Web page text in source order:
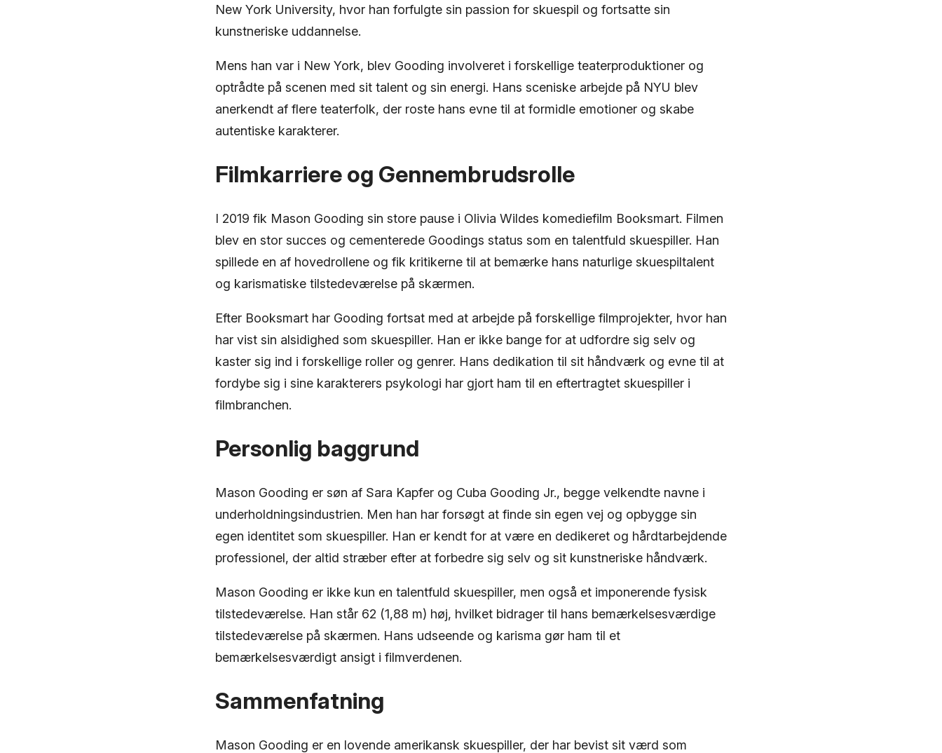
New York University, hvor han forfulgte sin passion for skuespil og fortsatte sin
kunstneriske uddannelse.
Mens han var i New York, blev Gooding involveret i forskellige teaterproduktioner og
optrådte på scenen med sit talent og sin energi. Hans sceniske arbejde på NYU blev
anerkendt af flere teaterfolk, der roste hans evne til at formidle emotioner og skabe
autentiske karakterer.
Filmkarriere og Gennembrudsrolle
I 2019 fik Mason Gooding sin store pause i Olivia Wildes komediefilm Booksmart. Filmen
blev en stor succes og cementerede Goodings status som en talentfuld skuespiller. Han
spillede en af ​​hovedrollene og fik kritikerne til at bemærke hans naturlige skuespiltalent
og karismatiske tilstedeværelse på skærmen.
Efter Booksmart har Gooding fortsat med at arbejde på forskellige filmprojekter, hvor han
har vist sin alsidighed som skuespiller. Han er ikke bange for at udfordre sig selv og
kaster sig ind i forskellige roller og genrer. Hans dedikation til sit håndværk og evne til at
fordybe sig i sine karakterers psykologi har gjort ham til en eftertragtet skuespiller i
filmbranchen.
Personlig baggrund
Mason Gooding er søn af Sara Kapfer og Cuba Gooding Jr., begge velkendte navne i
underholdningsindustrien. Men han har forsøgt at finde sin egen vej og opbygge sin
egen identitet som skuespiller. Han er kendt for at være en dedikeret og hårdtarbejdende
professionel, der altid stræber efter at forbedre sig selv og sit kunstneriske håndværk.
Mason Gooding er ikke kun en talentfuld skuespiller, men også et imponerende fysisk
tilstedeværelse. Han står 62 (1,88 m) høj, hvilket bidrager til hans bemærkelsesværdige
tilstedeværelse på skærmen. Hans udseende og karisma gør ham til et
bemærkelsesværdigt ansigt i filmverdenen.
Sammenfatning
Mason Gooding er en lovende amerikansk skuespiller, der har bevist sit værd som